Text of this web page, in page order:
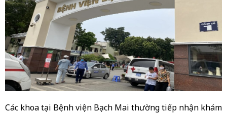
Các khoa tại Bệnh viện Bạch Mai thường tiếp nhận khám